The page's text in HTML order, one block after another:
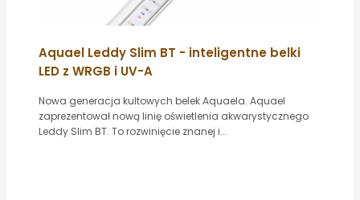
Aquael Leddy Slim BT - inteligentne belki
LED z WRGB i UV-A
Nowa generacja kultowych belek Aquaela. Aquael
zaprezentował nową linię oświetlenia akwarystycznego
Leddy Slim BT. To rozwinięcie znanej i...